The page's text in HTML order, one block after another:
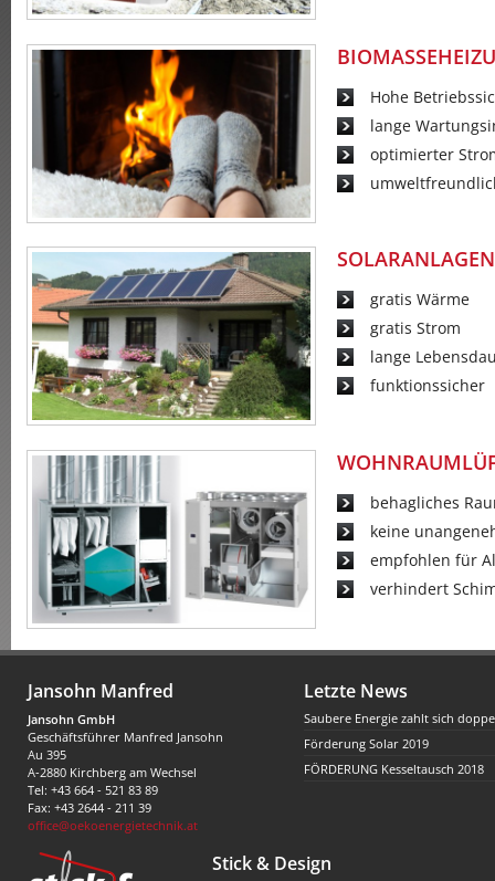
Hohe
lange
optimierter
SOLARANLAGEN
gratis Wärme
gratis Strom
lange
funktionssicher
behagliches
keine
empfohlen für
verhindert
Jansohn Manfred
Jansohn GmbH
Geschäftsführer Manfred Jansohn
Au 395
A-2880 Kirchberg am Wechsel
Tel: +43 664 - 521 83 89
Fax: +43 2644 - 211 39
office@oekoenergietechnik.at
Letzte News
Saubere Energie zahlt sich
Förderung Solar 2019
FÖRDERUNG Kesseltausch 2018
Stick & Design